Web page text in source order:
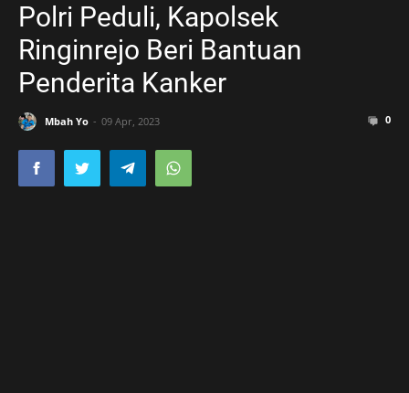
Polri Peduli, Kapolsek
Ringinrejo Beri Bantuan
Penderita Kanker
Mbah Yo 09 Apr, 2023 0